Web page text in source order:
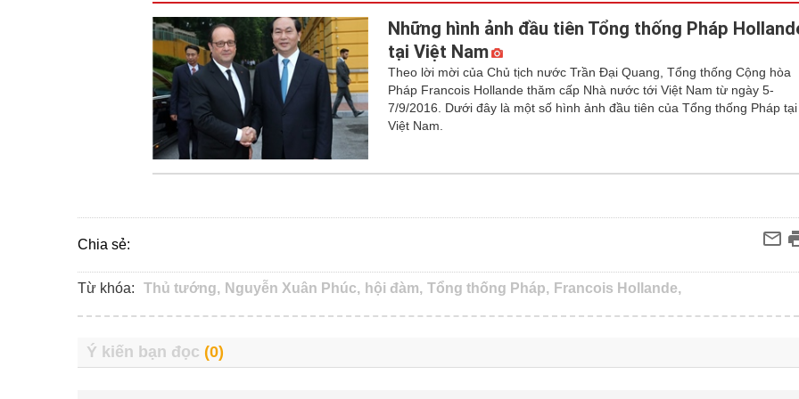
Những hình ảnh đầu tiên Tổng thống Pháp
tại Việt Nam
Theo lời mời của Chủ tịch nước Trần Đại Quang, Tổng thống Cộng hòa
Pháp Francois Hollande thăm cấp Nhà nước tới Việt Nam từ ngày 5-
7/9/2016. Dưới đây là một số hình ảnh đầu tiên của Tổng thống Pháp tại
Việt Nam.
Chia sẻ:
Từ khóa: Thủ tướng, Nguyễn Xuân Phúc, hội đàm, Tổng thống Pháp, Francois Hollande,